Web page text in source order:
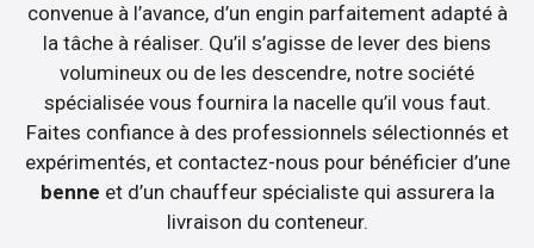
convenue à l’avance, d’un engin parfaitement adapté à
la tâche à réaliser. Qu’il s’agisse de lever des biens
volumineux ou de les descendre, notre société
spécialisée vous fournira la nacelle qu’il vous faut.
Faites confiance à des professionnels sélectionnés et
expérimentés, et contactez-nous pour bénéficier d’une
benne et d’un chauffeur spécialiste qui assurera la
livraison du conteneur.